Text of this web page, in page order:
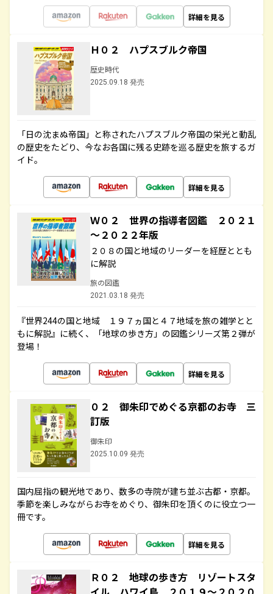
詳細を見る
Ｈ０２ ハプスブルク帝国
歴史時代
2025.09.18 発売
「日の沈まぬ帝国」と称されたハプスブルク帝国の栄光と動乱
の歴史をたどり、今なお各国に残る史跡を巡る歴史を旅するガ
イド。
詳細を見る
Ｗ０２ 世界の指導者図鑑 ２０２１
～２０２２年版
２０８の国と地域のリーダーを経歴ととも
に解説
旅の図鑑
2021.03.18 発売
『世界244の国と地域 １９７ヵ国と４７地域を旅の雑学とと
もに解説』に続く、「地球の歩き方」の図鑑シリーズ第２弾が
登場！
詳細を見る
０２ 御朱印でめぐる京都のお寺 三
訂版
御朱印
2025.10.09 発売
国内屈指の観光地であり、数多の寺院が建ち並ぶ古都・京都。
季節を楽しみながらお寺をめぐり、御朱印を頂くのに役立つ一
冊です。
詳細を見る
Ｒ０２ 地球の歩き方 リゾートスタ